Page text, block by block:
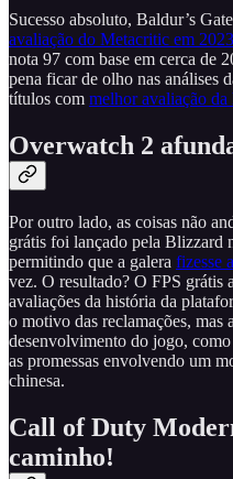
Sucesso absoluto, Baldur’s
avaliação do Metacritic em 2023
nota 97 com base em cerca de
pena ficar de olho nas análises
títulos com melhor avaliação da
Overwatch 2
Por outro lado, as coisas não
grátis foi lançado pela Blizzard
permitindo que a galera fizesse
vez. O resultado? O FPS grátis
avaliações da história da
o motivo das reclamações, mas
desenvolvimento do jogo, como
as promessas envolvendo um
chinesa.
Call of Duty
caminho!